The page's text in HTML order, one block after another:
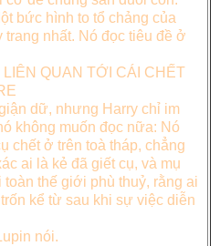
bức hình to tổ chảng của
nhất. Nó đọc tiêu đề ở
QUAN TỚI CÁI CHẾT
dữ, nhưng Harry chỉ im
không muốn đọc nữa: Nó
chết ở trên toà tháp, chẳng
ai là kẻ đã giết cụ, và mụ
thế giới phù thuỷ, rằng ai
kể từ sau khi sự việc diễn
nói.